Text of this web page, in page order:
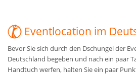
Eventlocation im
Bevor Sie sich durch den Dschungel der
Deutschland begeben und nach ein paar
Handtuch werfen, halten Sie ein paar